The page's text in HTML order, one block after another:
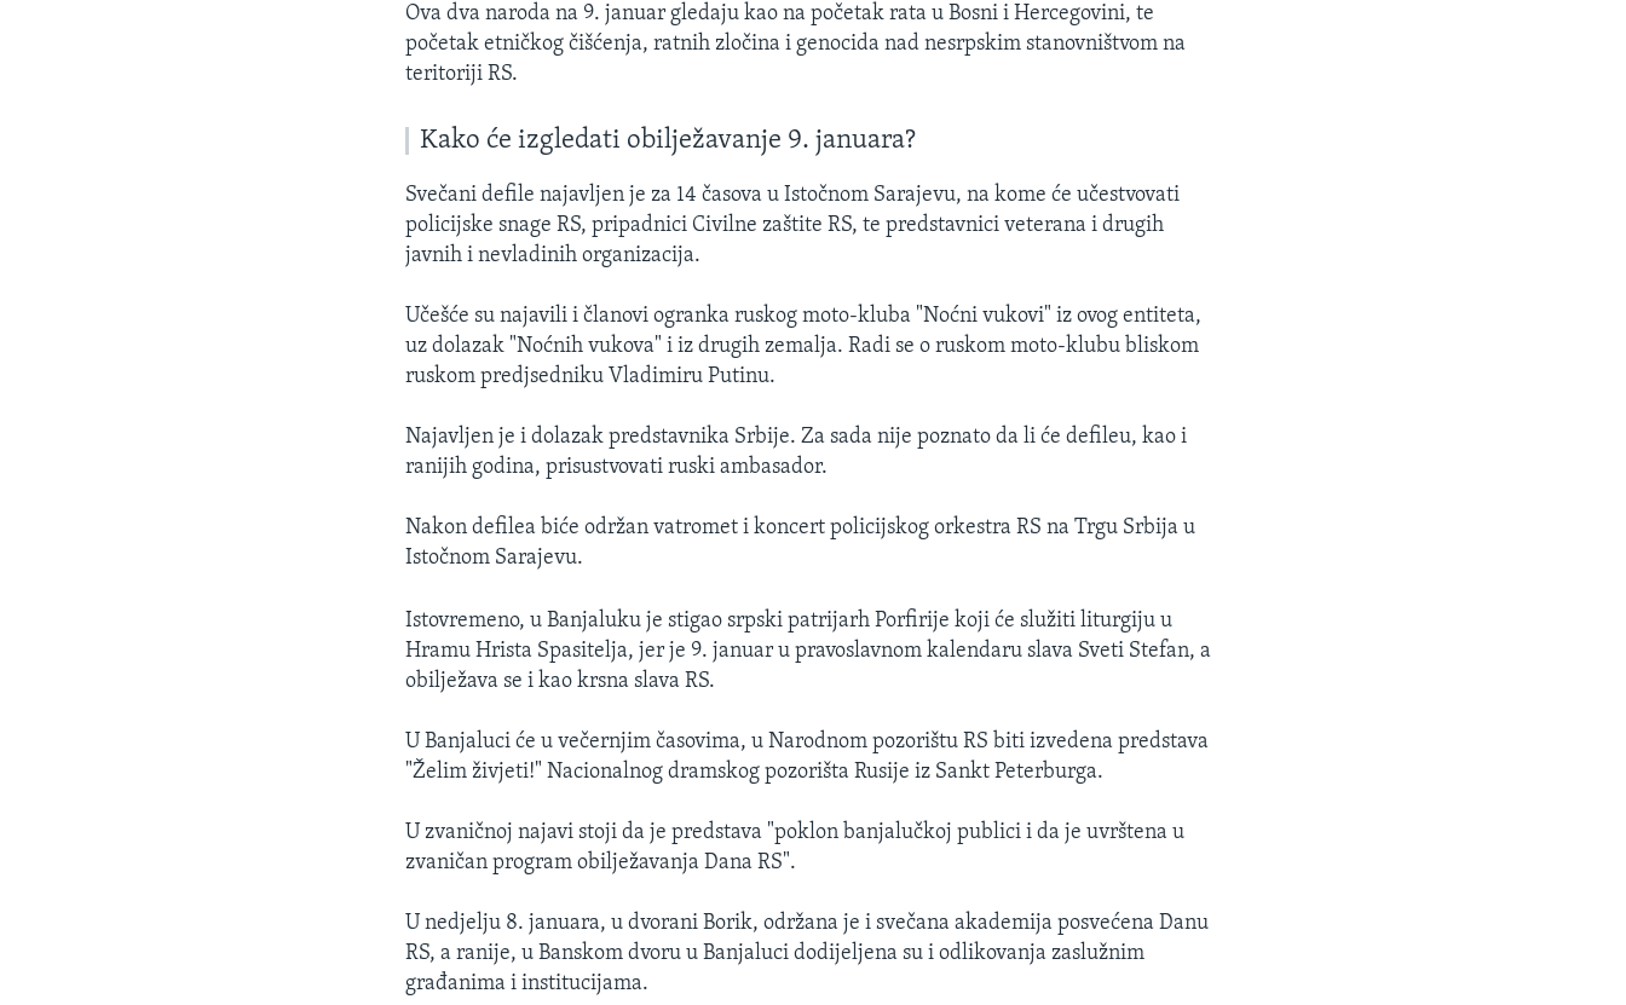
Ova dva naroda na 9. januar gledaju kao na početak rata u Bosni i Hercegovini, te
početak etničkog čišćenja, ratnih zločina i genocida nad nesrpskim stanovništvom na
teritoriji RS.
Kako će izgledati obilježavanje 9. januara?
Svečani defile najavljen je za 14 časova u Istočnom Sarajevu, na kome će učestvovati
policijske snage RS, pripadnici Civilne zaštite RS, te predstavnici veterana i drugih
javnih i nevladinih organizacija.
Učešće su najavili i članovi ogranka ruskog moto-kluba "Noćni vukovi" iz ovog entiteta,
uz dolazak "Noćnih vukova" i iz drugih zemalja. Radi se o ruskom moto-klubu bliskom
ruskom predjsedniku Vladimiru Putinu.
Najavljen je i dolazak predstavnika Srbije. Za sada nije poznato da li će defileu, kao i
ranijih godina, prisustvovati ruski ambasador.
Nakon defilea biće održan vatromet i koncert policijskog orkestra RS na Trgu Srbija u
Istočnom Sarajevu.
Istovremeno, u Banjaluku je stigao srpski patrijarh Porfirije koji će služiti liturgiju u
Hramu Hrista Spasitelja, jer je 9. januar u pravoslavnom kalendaru slava Sveti Stefan, a
obilježava se i kao krsna slava RS.
U Banjaluci će u večernjim časovima, u Narodnom pozorištu RS biti izvedena predstava
"Želim živjeti!" Nacionalnog dramskog pozorišta Rusije iz Sankt Peterburga.
U zvaničnoj najavi stoji da je predstava "poklon banjalučkoj publici i da je uvrštena u
zvaničan program obilježavanja Dana RS".
U nedjelju 8. januara, u dvorani Borik, održana je i svečana akademija posvećena Danu
RS, a ranije, u Banskom dvoru u Banjaluci dodijeljena su i odlikovanja zaslužnim
građanima i institucijama.